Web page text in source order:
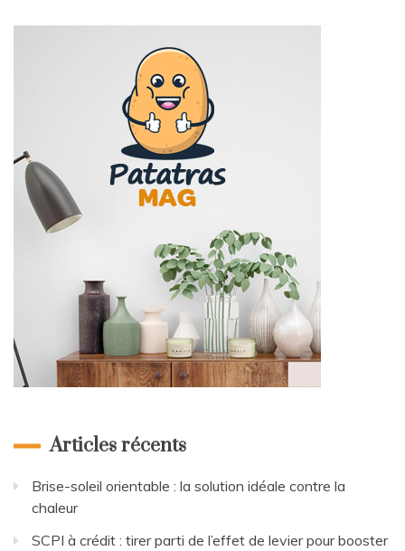
Articles récents
Brise-soleil orientable : la solution idéale contre la
chaleur
SCPI à crédit : tirer parti de l’effet de levier pour booster